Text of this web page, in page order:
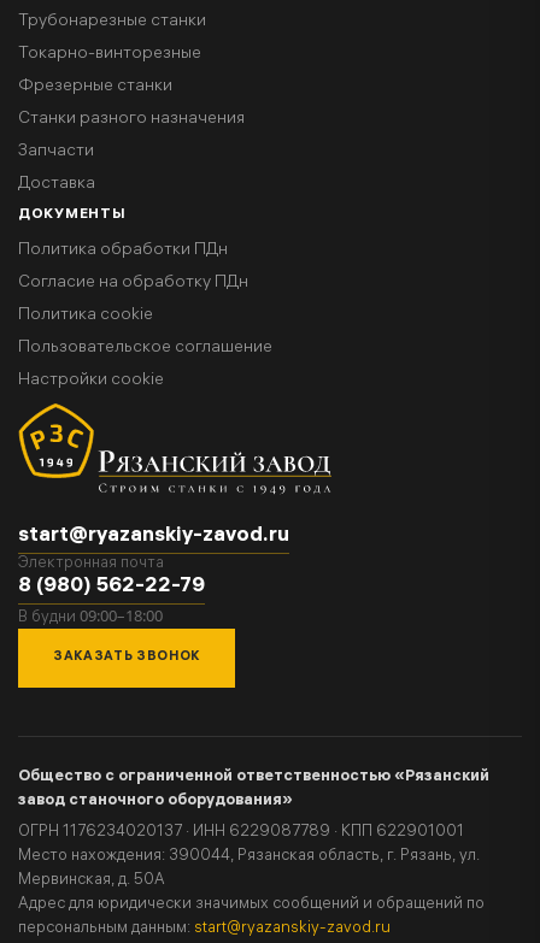
start@ryazanskiy-zavod.ru
Электронная почта
8 (980) 562-22-79
В будни 09:00–18:00
ЗАКАЗАТЬ ЗВОНОК
Трубонарезные станки
Токарно-винторезные
Фрезерные станки
Станки разного назначения
Запчасти
Доставка
ДОКУМЕНТЫ
Политика обработки ПДн
Согласие на обработку ПДн
Политика cookie
Пользовательское соглашение
Настройки cookie
Общество с ограниченной ответственностью «Рязанский
завод станочного оборудования»
ОГРН 1176234020137 · ИНН 6229087789 · КПП 622901001
Место нахождения: 390044, Рязанская область, г. Рязань, ул.
Мервинская, д. 50А
Адрес для юридически значимых сообщений и обращений по
персональным данным: start@ryazanskiy-zavod.ru